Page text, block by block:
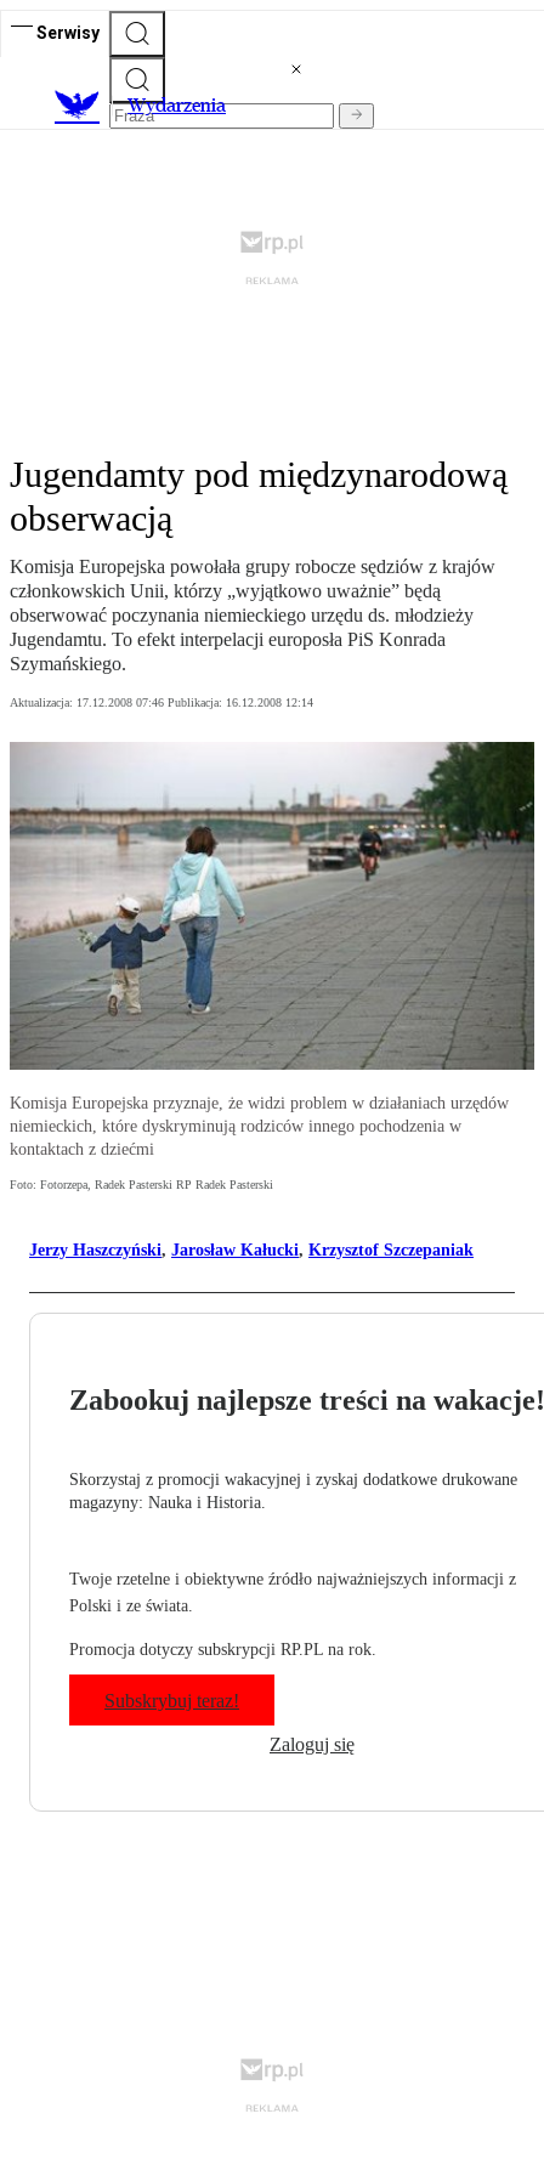
Serwisy
Wydarzenia
Jugendamty pod międzynarodową
obserwacją
Komisja Europejska powołała grupy robocze sędziów z krajów
członkowskich Unii, którzy „wyjątkowo uważnie” będą
obserwować poczynania niemieckiego urzędu ds. młodzieży
Jugendamtu. To efekt interpelacji europosła PiS Konrada
Szymańskiego.
Aktualizacja: 17.12.2008 07:46 Publikacja: 16.12.2008 12:14
Komisja Europejska przyznaje, że widzi problem w działaniach urzędów
niemieckich, które dyskryminują rodziców innego pochodzenia w
kontaktach z dziećmi
Foto: Fotorzepa, Radek Pasterski RP Radek Pasterski
Jerzy Haszczyński, Jarosław Kałucki, Krzysztof Szczepaniak
Zabookuj najlepsze treści na wakacje!
Skorzystaj z promocji wakacyjnej i zyskaj dodatkowe drukowane
magazyny: Nauka i Historia.
Twoje rzetelne i obiektywne źródło najważniejszych informacji z
Polski i ze świata.
Promocja dotyczy subskrypcji RP.PL na rok.
Subskrybuj teraz!
Zaloguj się